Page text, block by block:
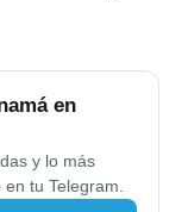
en
y lo más
tu Telegram.